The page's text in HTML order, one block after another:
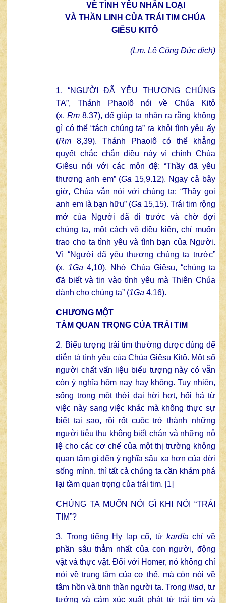
VỀ TÌNH YÊU NHÂN LOẠI
VÀ THẦN LINH CỦA TRÁI TIM CHÚA
GIÊSU KITÔ
(Lm. Lê Công Đức dịch)
1. “NGƯỜI ĐÃ YÊU THƯƠNG CHÚNG
TA”, Thánh Phaolô nói về Chúa Kitô
(x.Rm 8,37), để giúp ta nhận ra rằng không
gì có thể “tách chúng ta” ra khỏi tình yêu ấy
(Rm 8,39). Thánh Phaolô có thể khẳng
quyết chắc chắn điều này vì chính Chúa
Giêsu nói với các môn đệ: “Thầy đã yêu
thương anh em” (Ga 15,9.12). Ngay cả bây
giờ, Chúa vẫn nói với chúng ta: “Thầy gọi
anh em là bạn hữu” (Ga 15,15). Trái tim rộng
mở của Người đã đi trước và chờ đợi
chúng ta, một cách vô điều kiện, chỉ muốn
trao cho ta tình yêu và tình bạn của Người.
Vì “Người đã yêu thương chúng ta trước”
(x. 1Ga 4,10). Nhờ Chúa Giêsu, “chúng ta
đã biết và tin vào tình yêu mà Thiên Chúa
dành cho chúng ta” (1Ga 4,16).
CHƯƠNG MỘT
TẦM QUAN TRỌNG CỦA TRÁI TIM
2. Biểu tượng trái tim thường được dùng để
diễn tả tình yêu của Chúa Giêsu Kitô. Một số
người chất vấn liệu biểu tượng này có vẫn
còn ý nghĩa hôm nay hay không. Tuy nhiên,
sống trong một thời đại hời hợt, hối hả từ
việc này sang việc khác mà không thực sự
biết tại sao, rồi rốt cuộc trở thành những
người tiêu thụ không biết chán và những nô
lệ cho các cơ chế của một thị trường không
quan tâm gì đến ý nghĩa sâu xa hơn của đời
sống mình, thì tất cả chúng ta cần khám phá
lại tầm quan trọng của trái tim. [1]
CHÚNG TA MUỐN NÓI GÌ KHI NÓI “TRÁI
TIM”?
3. Trong tiếng Hy lạp cổ, từ kardía chỉ về
phần sâu thẳm nhất của con người, động
vật và thực vật. Đối với Homer, nó không chỉ
nói về trung tâm của cơ thể, mà còn nói về
tâm hồn và tinh thần người ta. TrongIliad, tư
tưởng và cảm xúc xuất phát từ trái tim và